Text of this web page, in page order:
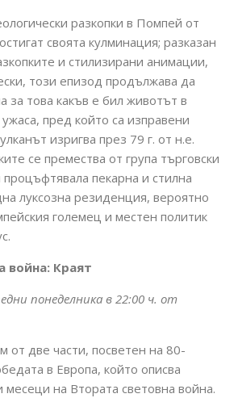
разкопки в Помпей от
своята кулминация; разказан
и стилизирани анимации,
този епизод продължава да
за това какъв е бил животът в
пред който са изправени
изригва през 79 г. от н.е.
се премества от група търговски
пекарна и стилна
луксозна резиденция, вероятно
големец и местен политик
война: Краят
понеделника в 22:00 ч. от
от две части, посветен на 80-
в Европа, който описва
на Втората световна война.